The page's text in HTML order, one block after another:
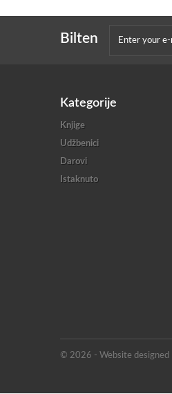
Bilten
Kategorije
Knjige
Udžbenici
Darovi
Istaknuto
© 2026 - Website designed